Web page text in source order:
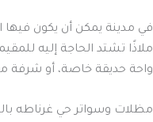
في مدينة يمكن أن يكون فيها
ملاذًا تشتد الحاجة إليه
واحة حديقة خاصة، أو
مظلات وسواتر حي غرناطه